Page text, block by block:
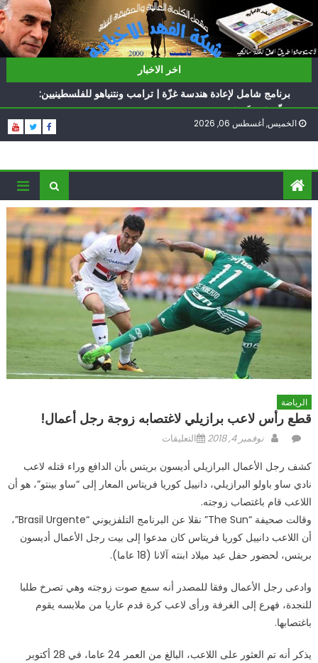
to
content
اخر الاخبار
ناشطة أمريكية يهودية تدعو الدول العربية لوقف التطبيع
أيّ تحدّيات يواجهها حزب الله؟
برنامج شامل لإعادة هندسة غزّة | ترامب ونتنياهو للفلسطينيين:
سلّموا تسلَموا
الغرب يدفن اتفاقاً وُلد ميتاً | إيران تحت العقوبات: جاهزون
ناشطة أمريكية يهودية تدعو الدول العربية لوقف التطبيع
أيّ تحدّيات يواجهها حزب الله؟
الخميس, أغسطس 06, 2026
الرياضة
قطع رأس لاعب برازيلي لاغتصابه زوجة رجل أعمال!
Posted
نوفمبر 4, 2018Author التعليقاتعلى
رأس
لاعب
لاغتصابه
زوجة
رجل
مغلقة
كشف رجل الأعمال البرازيلي أديسون بريتس بأن الدافع وراء قتله لاعب
نادي ساو باولو البرازيلي، دانييل كوريا فريتاس المعار إلى “ساو بينتو”، هو أن
اللاعب قام باغتصاب زوجته.
وقالت صحيفة “The Sun” نقلا عن البرنامج التلفزيوني “Brasil Urgente”،
أن اللاعب دانييل كوريا فريتاس كان مدعوا إلى بيت رجل الأعمال أديسون
بريتس، لحضور حفل عيد ميلاد ابنته آلانا (18 عاما).
وادعى رجل الأعمال وفقا للمصدر أنه سمع صوت زوجته وهي تصرخ طلبا
للنجدة، فهرع إلى الغرفة ورأى لاعب كرة قدم عاريا من ملابسه يقوم
باغتصابها.
يذكر أنه تم العثور على اللاعب، البالغ من العمر 24 عاما، في 28 أكتوبر